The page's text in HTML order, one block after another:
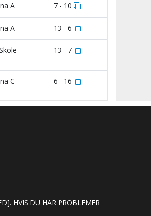
A 7 - 10
A 13 - 6
13 - 7
C 6 - 16
HVIS DU HAR PROBLEMER